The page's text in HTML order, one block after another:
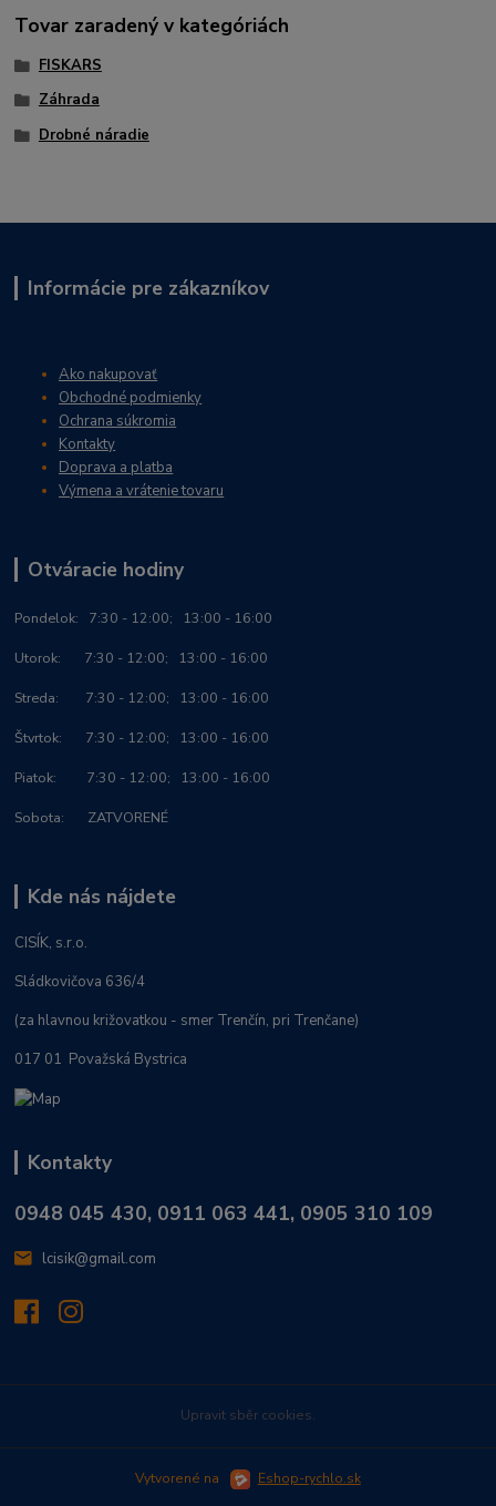
Tovar zaradený v kategóriách
FISKARS
Záhrada
Drobné náradie
Informácie pre zákazníkov
Ako nakupovať
Obchodné podmienky
Ochrana súkromia
Kontakty
Doprava a platba
Výmena a vrátenie tovaru
Otváracie hodiny
Pondelok: 7:30 - 12:00; 13:00 - 16:00
Utorok: 7:30 - 12:00; 13:00 - 16:00
Streda: 7:30 - 12:00; 13:00 - 16:00
Štvrtok: 7:30 - 12:00; 13:00 - 16:00
Piatok: 7:30 - 12:00; 13:00 - 16:00
Sobota: ZATVORENÉ
Kde nás nájdete
CISÍK, s.r.o.
Sládkovičova 636/4
(za hlavnou križovatkou - smer Trenčín, pri Trenčane)
017 01 Považská Bystrica
Kontakty
0948 045 430, 0911 063 441, 0905 310 109
lcisik@gmail.com
Upravit sběr cookies.
Vytvorené na Eshop-rychlo.sk